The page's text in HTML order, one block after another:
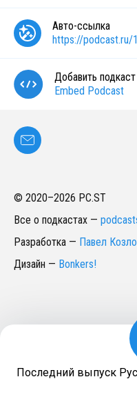
Авто-ссылка
https://podcast.ru/
Добавить
Embed Podcast
© 2020–2026 PC.ST
Все о подкастах —
Разработка — Павел
Дизайн — Bonkers!
Последний выпуск